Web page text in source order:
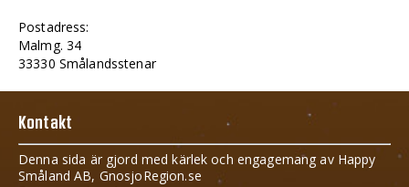
Postadress:
Malmg. 34
33330 Smålandsstenar
Kontakt
Denna sida är gjord med kärlek och engagemang av Happy
Småland AB, GnosjoRegion.se